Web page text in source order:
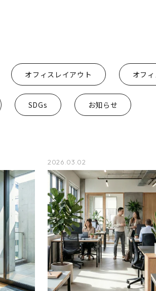
オフィスレイアウト オフ
SDGs お知らせ
2026.03.02